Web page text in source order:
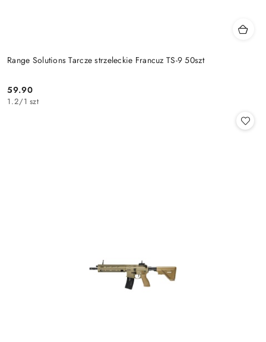
Range Solutions Tarcze strzeleckie Francuz TS-9 50szt
Cena:
59.90
1.2/1 szt